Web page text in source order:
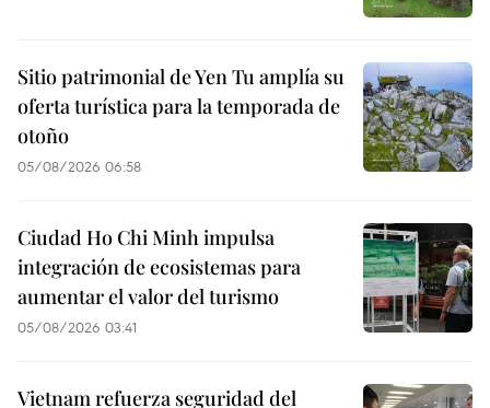
Sitio patrimonial de Yen Tu amplía su
oferta turística para la temporada de
otoño
05/08/2026 06:58
Ciudad Ho Chi Minh impulsa
integración de ecosistemas para
aumentar el valor del turismo
05/08/2026 03:41
Vietnam refuerza seguridad del